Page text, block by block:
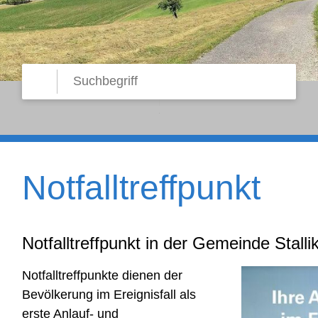
Suchbegriff
Suche starten
Notfalltreffpunkt
Notfalltreffpunkt in der Gemeinde
Notfalltreffpunkte dienen der
Bevölkerung im Ereignisfall als
erste Anlauf- und